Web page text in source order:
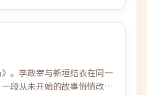
95:31
。李政宰与新垣结衣在同一
段从未开始的故事悄悄改变